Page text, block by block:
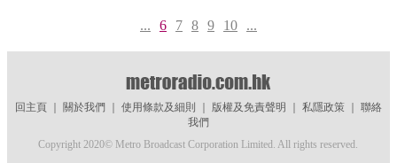
... 6 7 8 9 10 ...
回主頁｜ 關於我們 使用條款及細則 版權及免責聲明 私隱政策｜ 聯絡
我們
Copyright 2020© Metro Broadcast Corporation Limited. All rights reserved.